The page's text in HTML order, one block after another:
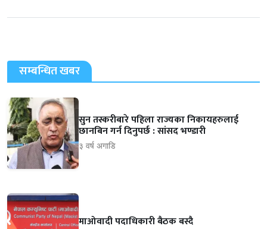
सम्बन्धित खबर
सुन तस्करीबारे पहिला राज्यका निकायहरुलाई
छानबिन गर्न दिनुपर्छ : सांसद भण्डारी
३ वर्ष अगाडि
माओवादी पदाधिकारी बैठक बस्दै